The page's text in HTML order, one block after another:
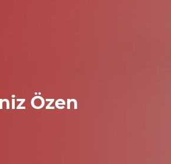
Özen